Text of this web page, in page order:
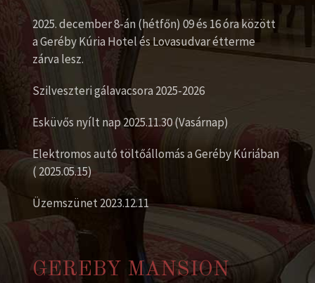
2025. december 8-án (hétfőn) 09 és 16 óra között
a Geréby Kúria Hotel és Lovasudvar étterme
zárva lesz.
Szilveszteri gálavacsora 2025-2026
Esküvős nyílt nap 2025.11.30 (Vasárnap)
Elektromos autó töltőállomás a Geréby Kúriában
( 2025.05.15)
Üzemszünet 2023.12.11
GEREBY MANSION